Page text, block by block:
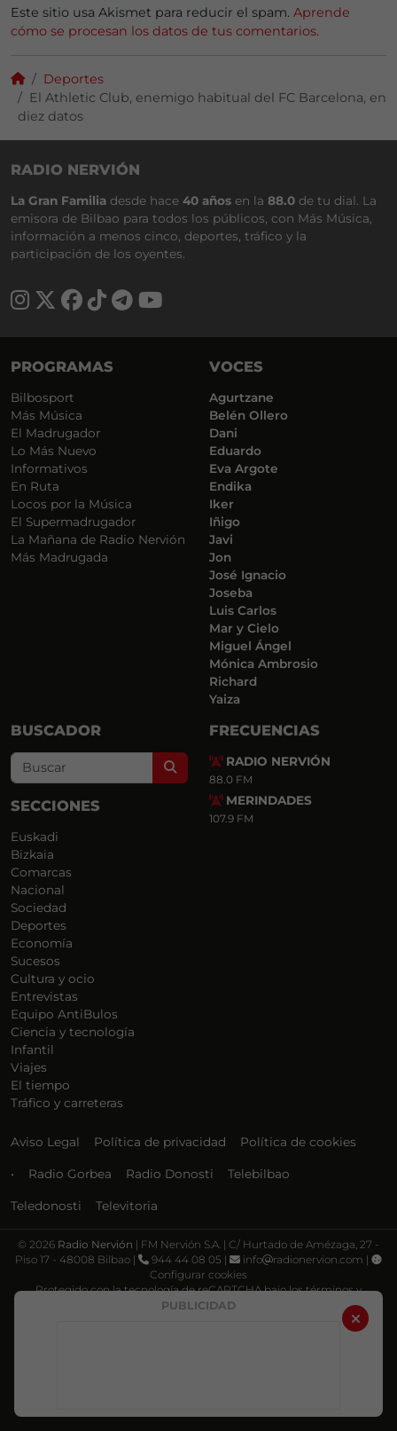
PUBLICIDAD
Este sitio usa Akismet para reducir el spam. Aprende
cómo se procesan los datos de tus comentarios.
Deportes
El Athletic Club, enemigo habitual del FC Barcelona, en
diez datos
RADIO NERVIÓN
La Gran Familia desde hace 40 años en la 88.0 de tu dial. La
emisora de Bilbao para todos los públicos, con Más Música,
información a menos cinco, deportes, tráfico y la
participación de los oyentes.
PROGRAMAS
Bilbosport
Más Música
El Madrugador
Lo Más Nuevo
Informativos
En Ruta
Locos por la Música
El Supermadrugador
La Mañana de Radio Nervión
Más Madrugada
VOCES
Agurtzane
Belén Ollero
Dani
Eduardo
Eva Argote
Endika
Iker
Iñigo
Javi
Jon
José Ignacio
Joseba
Luis Carlos
Mar y Cielo
Miguel Ángel
Mónica Ambrosio
Richard
Yaiza
BUSCADOR
Search
SECCIONES
Euskadi
Bizkaia
Comarcas
Nacional
Sociedad
Deportes
Economía
Sucesos
Cultura y ocio
Entrevistas
Equipo AntiBulos
Ciencia y tecnología
Infantil
Viajes
El tiempo
Tráfico y carreteras
FRECUENCIAS
RADIO NERVIÓN
88.0 FM
MERINDADES
107.9 FM
Aviso Legal Política de privacidad Política de cookies
• Radio Gorbea Radio Donosti Telebilbao
Teledonosti Televitoria
© 2026 Radio Nervión | FM Nervión S.A. | C/ Hurtado de Amézaga, 27 -
Piso 17 - 48008 Bilbao |
944 44 08 05 | info
radionervion.com |
Configurar cookies
Protegido con la tecnología de reCAPTCHA bajo los términos y
Política de privacidad Términos de servicio